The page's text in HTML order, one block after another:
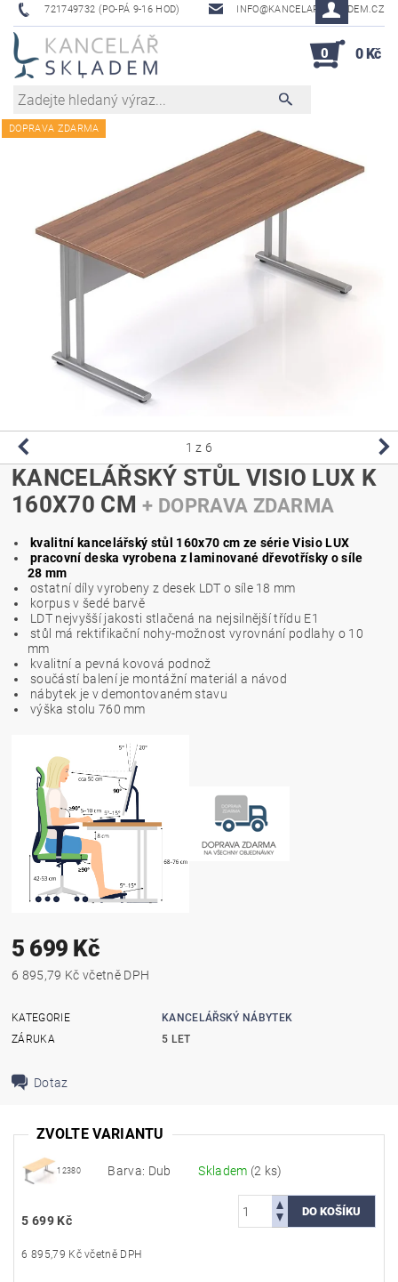
721749732 (PO-PÁ 9-16 HOD) INFO@KANCELAR-SKLADEM.CZ
0 0 Kč
DOPRAVA ZDARMA
1 z 6
KANCELÁŘSKÝ STŮL VISIO LUX K
160X70 CM+ DOPRAVA ZDARMA
kvalitní kancelářský stůl 160x70 cm ze série Visio LUX
pracovní deska vyrobena z laminované dřevotřísky o síle
28 mm
ostatní díly vyrobeny z desek LDT o síle 18 mm
korpus v šedé barvě
LDT nejvyšší jakosti stlačená na nejsilnější třídu E1
stůl má rektifikační nohy-možnost vyrovnání podlahy o 10
mm
kvalitní a pevná kovová podnož
součástí balení je montážní materiál a návod
nábytek je v demontovaném stavu
výška stolu 760 mm
5 699 Kč
6 895,79 Kč včetně DPH
KATEGORIE
KANCELÁŘSKÝ NÁBYTEK
ZÁRUKA
5 LET
Dotaz
ZVOLTE VARIANTU
12380 Barva: Dub Skladem (2 ks)
5 699 Kč
6 895,79 Kč včetně DPH